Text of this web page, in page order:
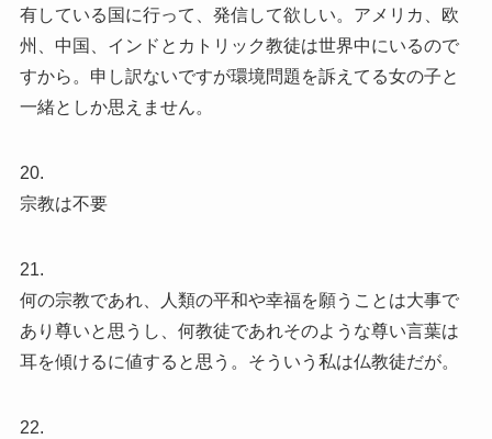
有している国に行って、発信して欲しい。アメリカ、欧
州、中国、インドとカトリック教徒は世界中にいるので
すから。申し訳ないですが環境問題を訴えてる女の子と
一緒としか思えません。
20.
宗教は不要
21.
何の宗教であれ、人類の平和や幸福を願うことは大事で
あり尊いと思うし、何教徒であれそのような尊い言葉は
耳を傾けるに値すると思う。そういう私は仏教徒だが。
22.